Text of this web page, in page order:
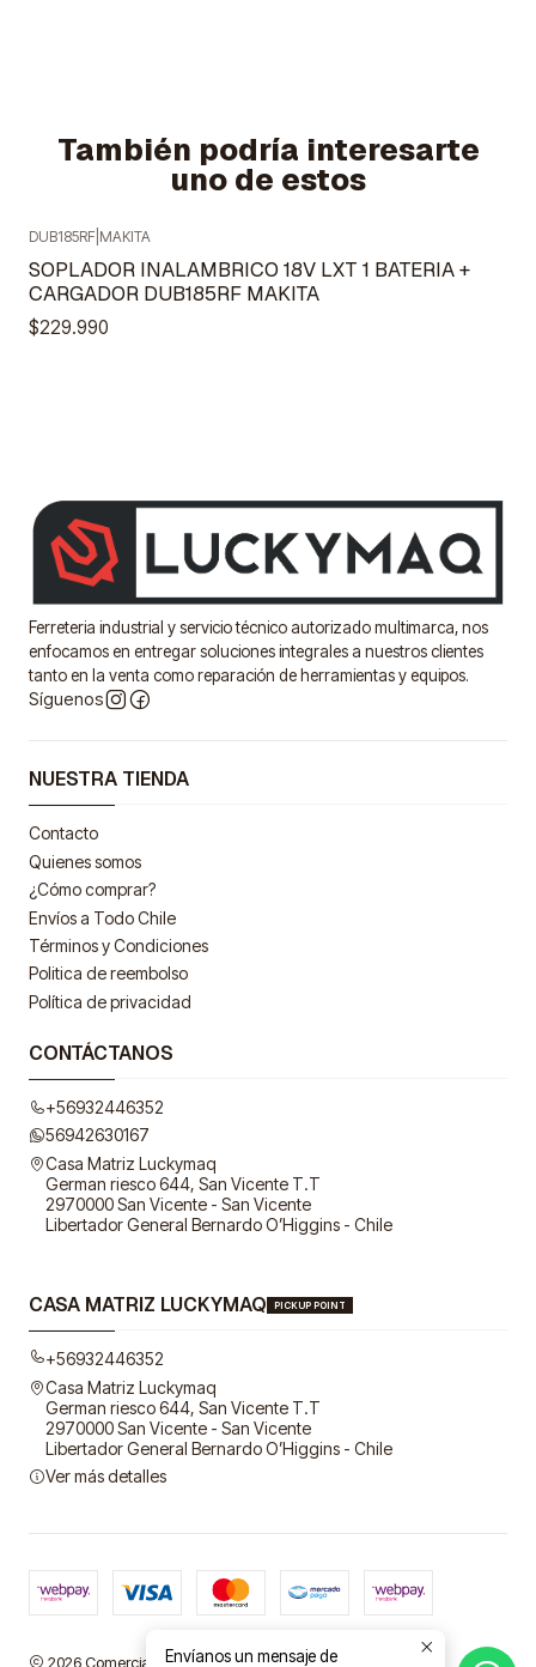
También podría interesarte
uno de estos
DUB185RF MAKITA
SOPLADOR INALAMBRICO 18V LXT 1 BATERIA +
CARGADOR DUB185RF MAKITA
$229.990
Ferreteria industrial y servicio técnico autorizado multimarca, nos
enfocamos en entregar soluciones integrales a nuestros clientes
tanto en la venta como reparación de herramientas y equipos.
Síguenos
NUESTRA TIENDA
Contacto
Quienes somos
¿Cómo comprar?
Envíos a Todo Chile
Términos y Condiciones
Politica de reembolso
Política de privacidad
CONTÁCTANOS
+56932446352
56942630167
Casa Matriz Luckymaq
German riesco 644, San Vicente T.T
2970000 San Vicente - San Vicente
Libertador General Bernardo O’Higgins - Chile
CASA MATRIZ LUCKYMAQ PICKUP POINT
+56932446352
Casa Matriz Luckymaq
German riesco 644, San Vicente T.T
2970000 San Vicente - San Vicente
Libertador General Bernardo O’Higgins - Chile
Ver más detalles
2026 Comercial LuckyMaq SpA.
Envíanos un mensaje de